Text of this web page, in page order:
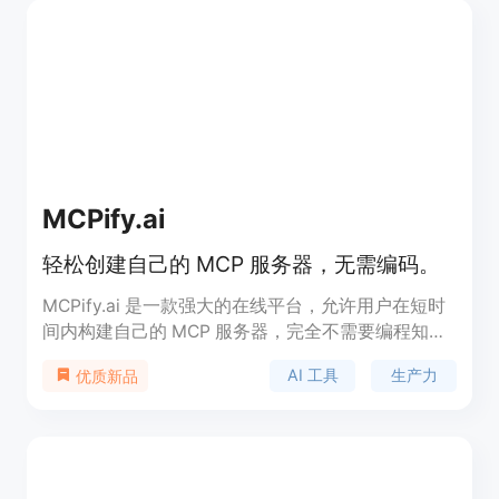
MCPify.ai
轻松创建自己的 MCP 服务器，无需编码。
MCPify.ai 是一款强大的在线平台，允许用户在短时
间内构建自己的 MCP 服务器，完全不需要编程知
效的 AI 工具，适用于 Claude、Cursor 等多个平
优质新品 AI 工具 生产力